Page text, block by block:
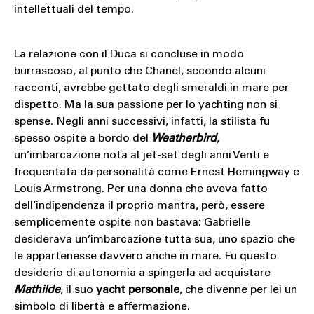
intellettuali del tempo.
La relazione con il Duca si concluse in modo
burrascoso, al punto che Chanel, secondo alcuni
racconti, avrebbe gettato degli smeraldi in mare per
dispetto. Ma la sua passione per lo yachting non si
spense. Negli anni successivi, infatti, la stilista fu
spesso ospite a bordo del Weatherbird,
un’imbarcazione nota al jet-set degli anni Venti e
frequentata da personalità come Ernest Hemingway e
Louis Armstrong. Per una donna che aveva fatto
dell’indipendenza il proprio mantra, però, essere
semplicemente ospite non bastava: Gabrielle
desiderava un’imbarcazione tutta sua, uno spazio che
le appartenesse davvero anche in mare. Fu questo
desiderio di autonomia a spingerla ad acquistare
Mathilde, il suo yacht personale, che divenne per lei un
simbolo di libertà e affermazione.